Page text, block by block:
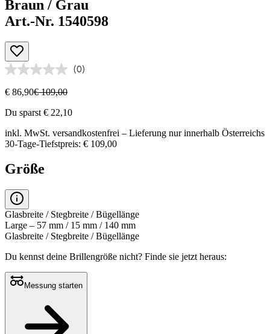
Braun / Grau
Art.-Nr. 1540598
(0)
€ 86,90€ 109,00
Du sparst € 22,10
inkl. MwSt. versandkostenfrei – Lieferung nur innerhalb Österreichs
30-Tage-Tiefstpreis: € 109,00
Größe
Glasbreite / Stegbreite / Bügellänge
Large – 57 mm / 15 mm / 140 mm
Glasbreite / Stegbreite / Bügellänge
Du kennst deine Brillengröße nicht? Finde sie jetzt heraus:
Messung starten